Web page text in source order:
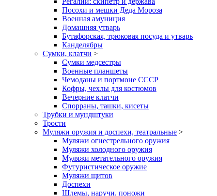
Посохи и мешки Деда Мороза
Военная амуниция
Домашняя утварь
Бутафорская, трюковая посуда и утварь
Канделябры
Сумки, клатчи >
Сумки медсестры
Военные планшеты
Чемоданы и портмоне СССР
Кофры, чехлы для костюмов
Вечерние клатчи
Спорраны, ташки, кисеты
Трубки и мундштуки
Трости
Муляжи оружия и доспехи, театральные >
Муляжи огнестрельного оружия
Муляжи холодного оружия
Муляжи метательного оружия
Футуристическое оружие
Муляжи щитов
Доспехи
Шлемы, наручи, поножи